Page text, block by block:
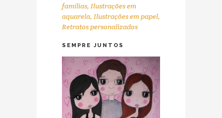
famílias, Ilustrações em
aquarela, Ilustrações em papel,
Retratos personalizados
SEMPRE JUNTOS